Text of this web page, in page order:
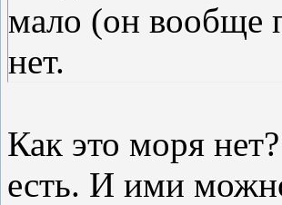
мало (он вообще
нет.
Как это моря
есть. И ими